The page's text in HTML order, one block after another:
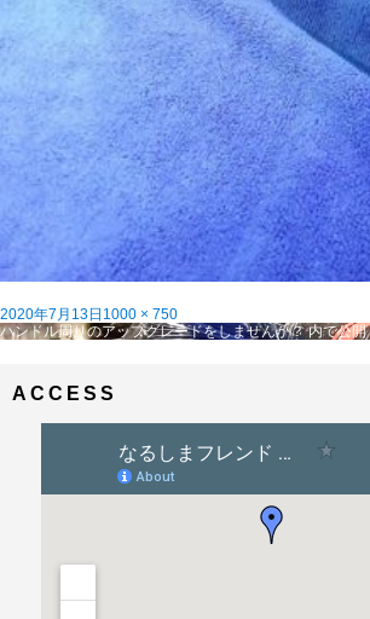
投
稿
2020年7月13日 フ
ル
1000 × 750
投
ゲ
ハンドル周りのアップグレードをしませんか？ 内で公開
ACCESS